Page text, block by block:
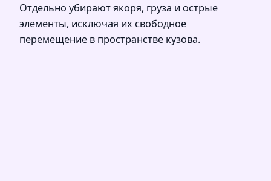
Отдельно убирают якоря, груза и острые
элементы, исключая их свободное
перемещение в пространстве кузова.